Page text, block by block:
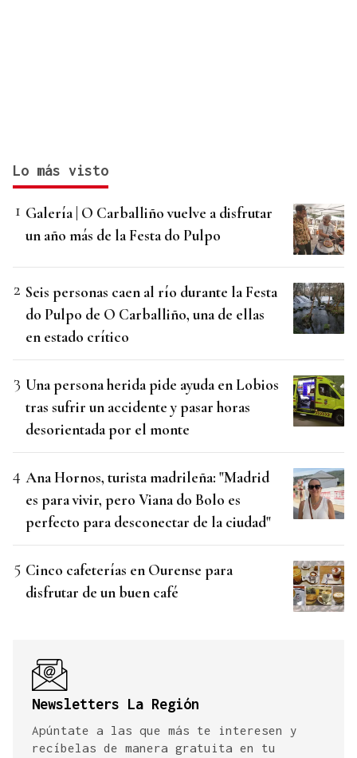
Lo más visto
Galería | O Carballiño vuelve a disfrutar
un año más de la Festa do Pulpo
Seis personas caen al río durante la Festa
do Pulpo de O Carballiño, una de ellas
en estado crítico
Una persona herida pide ayuda en Lobios
tras sufrir un accidente y pasar horas
desorientada por el monte
Ana Hornos, turista madrileña: "Madrid
es para vivir, pero Viana do Bolo es
perfecto para desconectar de la ciudad"
Cinco cafeterías en Ourense para
disfrutar de un buen café
Newsletters La Región
Apúntate a las que más te interesen y
recíbelas de manera gratuita en tu